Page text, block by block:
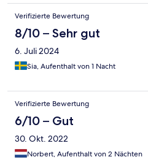
Verifizierte Bewertung
8/10 – Sehr gut
6. Juli 2024
Sia, Aufenthalt von 1 Nacht
Verifizierte Bewertung
6/10 – Gut
30. Okt. 2022
Norbert, Aufenthalt von 2 Nächten